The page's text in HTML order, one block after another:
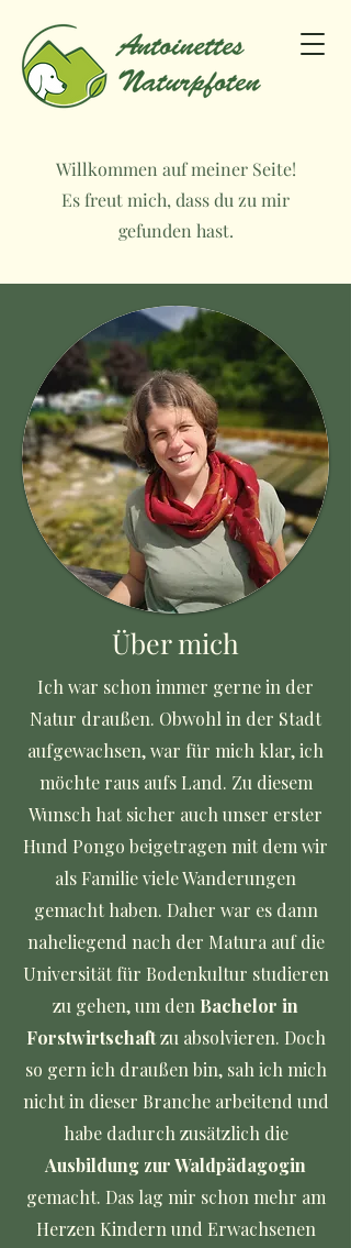
Willkommen auf meiner Seite!
Es freut mich, dass du zu mir
gefunden hast.
Über mich
Ich war schon immer gerne in der
Natur draußen. Obwohl in der Stadt
aufgewachsen, war für mich klar, ich
möchte raus aufs Land. Zu diesem
Wunsch hat sicher auch unser erster
Hund Pongo beigetragen mit dem wir
als Familie viele Wanderungen
gemacht haben. Daher war es dann
naheliegend nach der Matura auf die
Universität für Bodenkultur studieren
zu gehen, um den Bachelor in
Forstwirtschaftzu absolvieren. Doch
so gern ich draußen bin, sah ich mich
nicht in dieser Branche arbeitend und
habe dadurch zusätzlich die
Ausbildung zur Waldpädagogin
gemacht. Das lag mir schon mehr am
Herzen Kindern und Erwachsenen